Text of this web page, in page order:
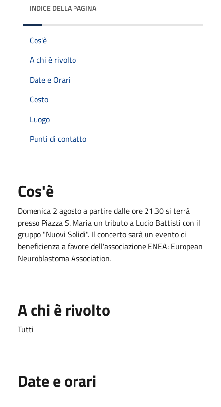
INDICE DELLA PAGINA
Cos'è
A chi è rivolto
Date e Orari
Costo
Luogo
Punti di contatto
Cos'è
Domenica 2 agosto a partire dalle ore 21.30 si terrà
presso Piazza S. Maria un tributo a Lucio Battisti con il
gruppo "Nuovi Solidi". Il concerto sarà un evento di
beneficienza a favore dell'associazione ENEA: European
Neuroblastoma Association.
A chi è rivolto
Tutti
Date e orari